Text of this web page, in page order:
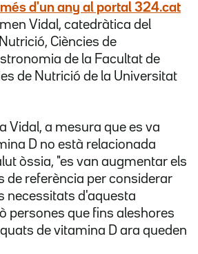
d'un any al portal 324.cat
Vidal, catedràtica del
Ciències de
de la Facultat de
de Nutrició de la Universitat
Vidal, a mesura que es va
D no està relacionada
òssia, "es van augmentar els
de referència per considerar
necessitats d'aquesta
persones que fins aleshores
de vitamina D ara queden